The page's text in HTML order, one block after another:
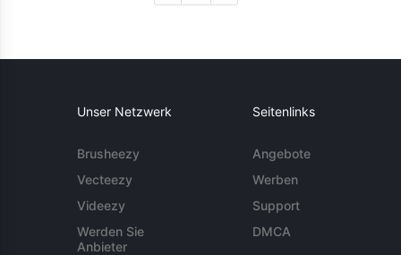
Unser Netzwerk
Brusheezy
Vecteezy
Videezy
Werden Sie
Anbieter
Seitenlinks
Angebote
Werben
Support
DMCA